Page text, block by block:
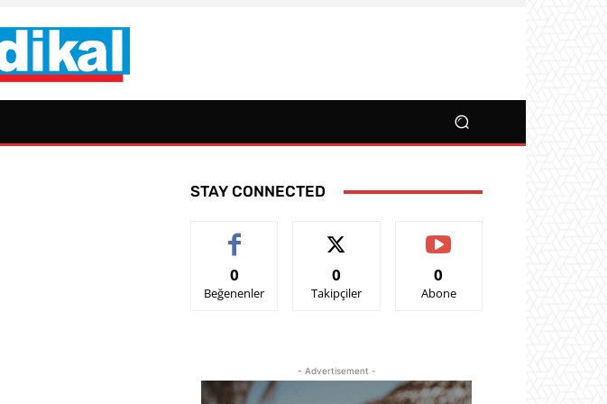
STAY CONNECTED
0
Beğenenler
0
Takipçiler
0
Abone
- Advertisement -